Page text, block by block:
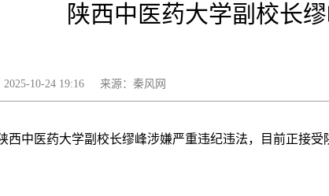
陕西中医药大学副校长
2025-10-24 19:16 来源：秦风网
西中医药大学副校长缪峰涉嫌严重违纪违法，目前正接受